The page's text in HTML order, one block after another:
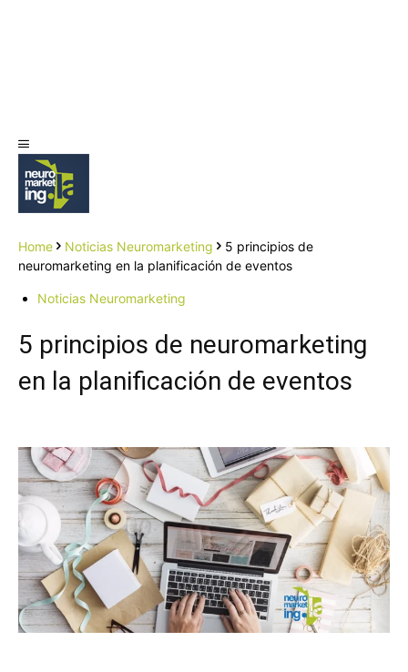
Home Noticias Neuromarketing
5 principios de
neuromarketing en la planificación de eventos
Noticias Neuromarketing
5 principios de neuromarketing
en la planificación de eventos